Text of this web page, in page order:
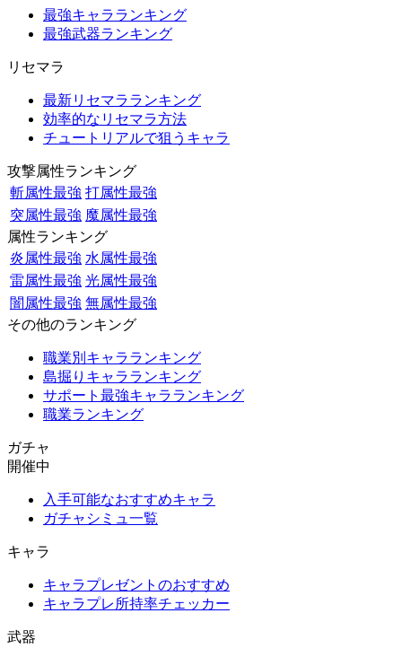
最強キャラランキング
最強武器ランキング
リセマラ
最新リセマラランキング
効率的なリセマラ方法
チュートリアルで狙うキャラ
攻撃属性ランキング
斬属性最強 打属性最強
突属性最強 魔属性最強
属性ランキング
炎属性最強 水属性最強
雷属性最強 光属性最強
闇属性最強 無属性最強
その他のランキング
職業別キャラランキング
島掘りキャラランキング
サポート最強キャラランキング
職業ランキング
ガチャ
開催中
入手可能なおすすめキャラ
ガチャシミュ一覧
キャラ
キャラプレゼントのおすすめ
キャラプレ所持率チェッカー
武器